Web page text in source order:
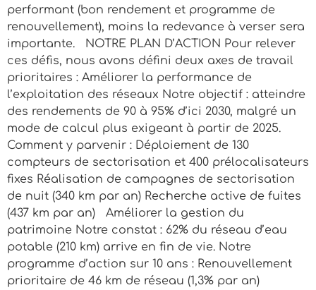
performant (bon rendement et programme de
renouvellement), moins la redevance à verser sera
importante. NOTRE PLAN D’ACTION Pour relever
ces défis, nous avons défini deux axes de travail
prioritaires : Améliorer la performance de
l’exploitation des réseaux Notre objectif : atteindre
des rendements de 90 à 95% d’ici 2030, malgré un
mode de calcul plus exigeant à partir de 2025.
Comment y parvenir : Déploiement de 130
compteurs de sectorisation et 400 prélocalisateurs
fixes Réalisation de campagnes de sectorisation
de nuit (340 km par an) Recherche active de fuites
(437 km par an) Améliorer la gestion du
patrimoine Notre constat : 62% du réseau d’eau
potable (210 km) arrive en fin de vie. Notre
programme d’action sur 10 ans : Renouvellement
prioritaire de 46 km de réseau (1,3% par an)